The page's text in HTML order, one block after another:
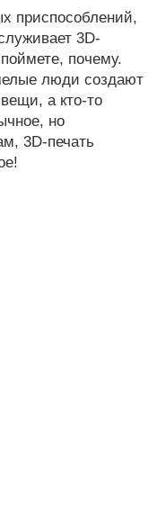
приспособлений,
3D-
почему.
люди создают
а кто-то
но
3D-печать